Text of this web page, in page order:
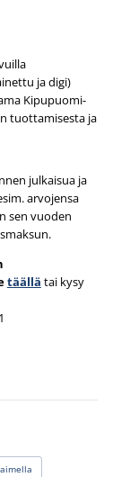
ja digi)
Kipupuomi-
tuottamisesta ja
julkaisua ja
arvojensa
sen vuoden
täällä tai kysy